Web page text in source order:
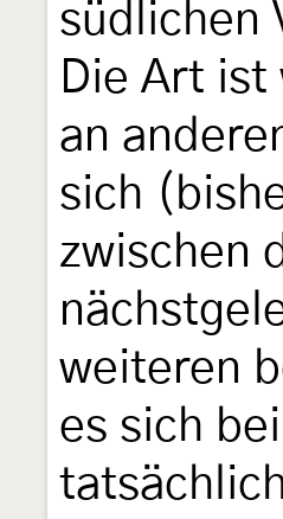
südlichen
Die Art ist
an
sich
zwischen
weiteren
es sich